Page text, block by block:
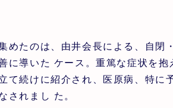
めたのは、由井会長による、自閉
に導いた ケース。重篤な症状を
て続けに紹介され、医原病、特に
されまし た。